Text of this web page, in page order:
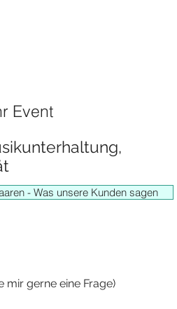
Event
mir gerne eine Frage)
- Was unsere Kunden sagen